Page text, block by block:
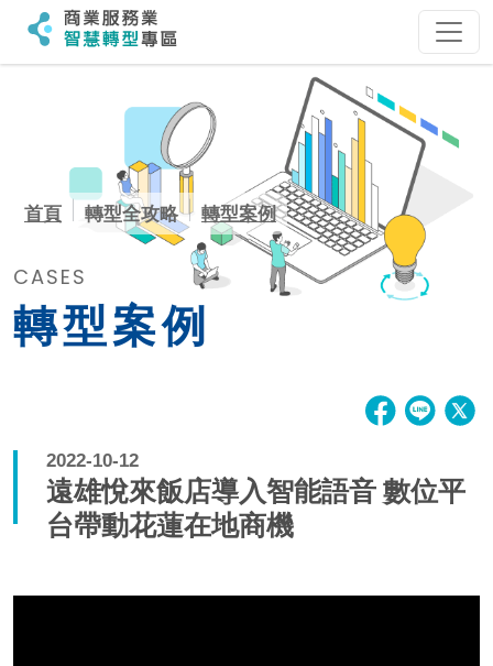
首頁 轉型全攻略 轉型案例
CASES
轉型案例
2022-10-12
遠雄悅來飯店導入智能語音 數位平
台帶動花蓮在地商機